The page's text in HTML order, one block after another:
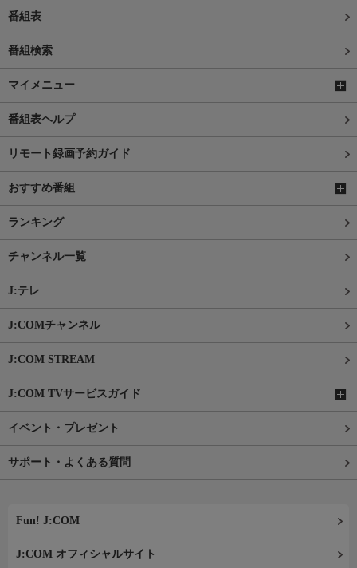
番組表
番組検索
マイメニュー
番組表ヘルプ
リモート録画予約ガイド
おすすめ番組
ランキング
チャンネル一覧
J:テレ
J:COMチャンネル
J:COM STREAM
J:COM TVサービスガイド
イベント・プレゼント
サポート・よくある質問
Fun! J:COM
J:COM オフィシャルサイト